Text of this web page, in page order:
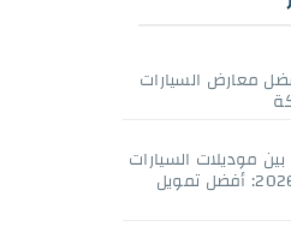
معارض السيارات
موديلات السيارات
العائلية لعام 2026: أفضل تمويل